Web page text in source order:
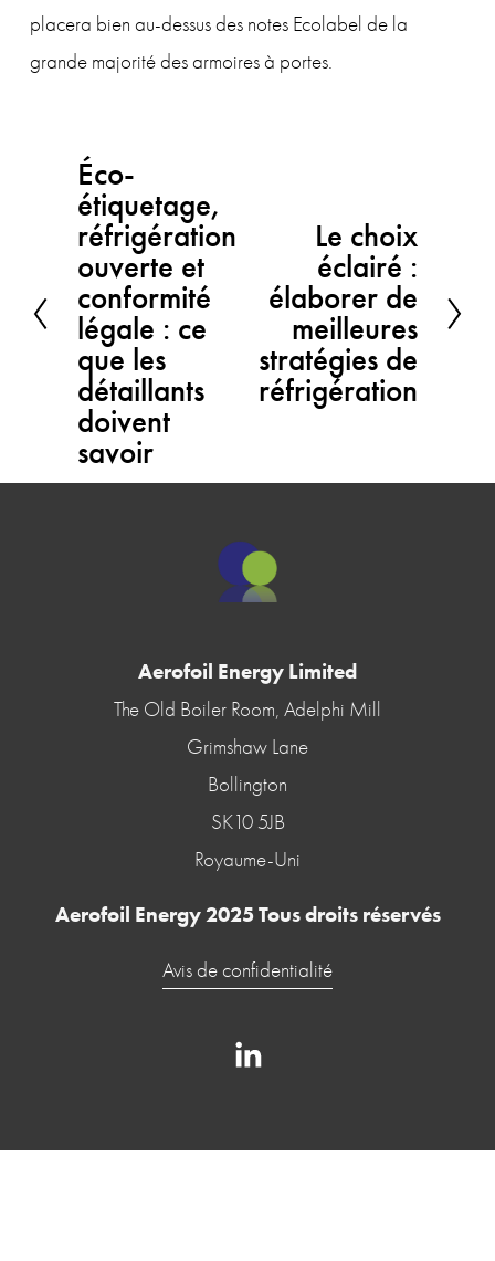
placera bien au-dessus des notes Ecolabel de la
grande majorité des armoires à portes.
P
r
é
c
é
d
e
n
t
Éco-
étiquetage,
réfrigération
ouverte et
conformité
légale : ce
que les
détaillants
doivent
savoir
Le choix
éclairé :
élaborer de
meilleures
stratégies de
réfrigération
Aerofoil Energy Limited
The Old Boiler Room, Adelphi Mill
Grimshaw Lane
Bollington
SK10 5JB
Royaume-Uni
Aerofoil Energy 2025 Tous droits réservés
Avis de confidentialité